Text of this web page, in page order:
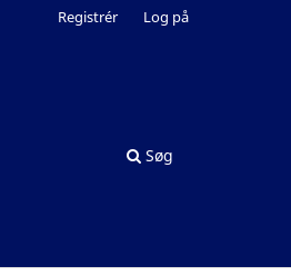
Søg
Registrér Log på